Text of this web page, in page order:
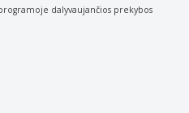
dalyvaujančios prekybos